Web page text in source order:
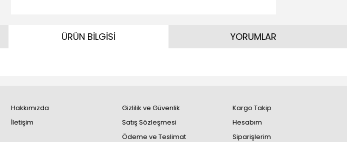
ÜRÜN BİLGİSİ YORUMLAR
Hakkımızda
İletişim
Gizlilik ve Güvenlik
Satış Sözleşmesi
Ödeme ve Teslimat
Kargo Takip
Hesabım
Siparişlerim